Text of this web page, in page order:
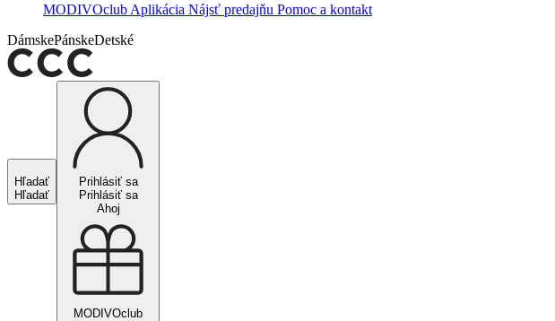
MODIVOclub Aplikácia Nájsť predajňu Pomoc a kontakt
DámskePánskeDetské
Hľadať
Hľadať
Prihlásiť sa
Prihlásiť sa
Ahoj
MODIVOclub